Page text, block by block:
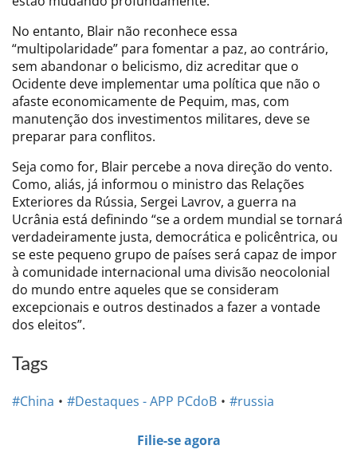
No entanto, Blair não reconhece essa
“multipolaridade” para fomentar a paz, ao contrário,
sem abandonar o belicismo, diz acreditar que o
Ocidente deve implementar uma política que não o
afaste economicamente de Pequim, mas, com
manutenção dos investimentos militares, deve se
preparar para conflitos.
Seja como for, Blair percebe a nova direção do vento.
Como, aliás, já informou o ministro das Relações
Exteriores da Rússia, Sergei Lavrov, a guerra na
Ucrânia está definindo “se a ordem mundial se tornará
verdadeiramente justa, democrática e policêntrica, ou
se este pequeno grupo de países será capaz de impor
à comunidade internacional uma divisão neocolonial
do mundo entre aqueles que se consideram
excepcionais e outros destinados a fazer a vontade
dos eleitos”.
Tags
#China #Destaques - APP PCdoB #russia
Filie-se agora